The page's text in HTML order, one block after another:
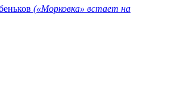
(«Морковка» встает на